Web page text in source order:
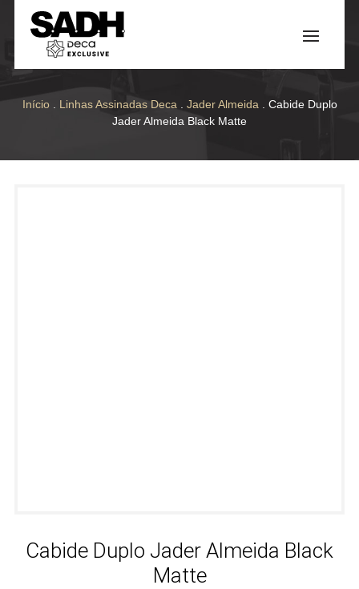
Início. Linhas Assinadas Deca Jader Almeida . Cabide Duplo
Jader Almeida Black Matte
Cabide Duplo Jader Almeida Black
Matte